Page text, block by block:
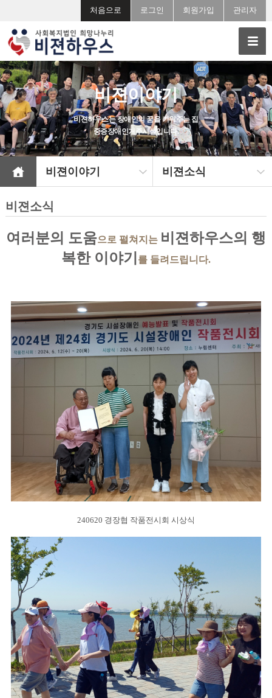
처음으로 로그인 회원가입 관리자
비젼이야기
비젼하우스는 장애인의 꿈을 키워주는 집
중증장애인거주시설입니다.
비젼이야기 비젼소식
비젼소식
여러분의 도움으로 펼쳐지는 비젼하우스의 행
복한 이야기
를 들려드립니다.
240620 경장협 작품전시회 시상식